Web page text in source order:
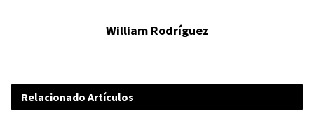
William Rodríguez
Relacionado Artículos